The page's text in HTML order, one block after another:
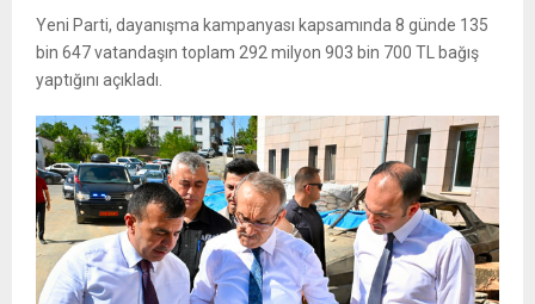
Yeni Parti, dayanışma kampanyası kapsamında 8 günde 135
bin 647 vatandaşın toplam 292 milyon 903 bin 700 TL bağış
yaptığını açıkladı.